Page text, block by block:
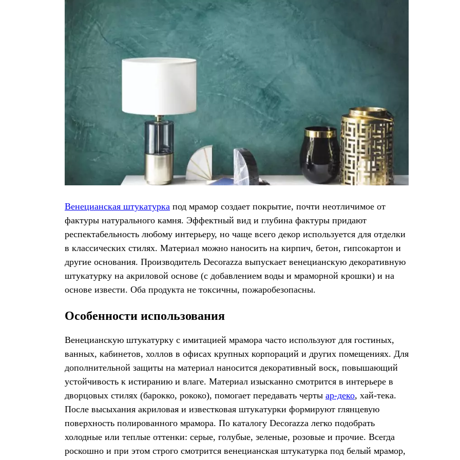
Венецианская штукатурка под мрамор создает покрытие, почти неотличимое от
фактуры натурального камня. Эффектный вид и глубина фактуры придают
респектабельность любому интерьеру, но чаще всего декор используется для отделки
в классических стилях. Материал можно наносить на кирпич, бетон, гипсокартон и
другие основания. Производитель Decorazza выпускает венецианскую декоративную
штукатурку на акриловой основе (с добавлением воды и мраморной крошки) и на
основе извести. Оба продукта не токсичны, пожаробезопасны.
Особенности использования
Венецианскую штукатурку с имитацией мрамора часто используют для гостиных,
ванных, кабинетов, холлов в офисах крупных корпораций и других помещениях. Для
дополнительной защиты на материал наносится декоративный воск, повышающий
устойчивость к истиранию и влаге. Материал изысканно смотрится в интерьере в
дворцовых стилях (барокко, рококо), помогает передавать черты ар-деко, хай-тека.
После высыхания акриловая и известковая штукатурки формируют глянцевую
поверхность полированного мрамора. По каталогу Decorazza легко подобрать
холодные или теплые оттенки: серые, голубые, зеленые, розовые и прочие. Всегда
роскошно и при этом строго смотрится венецианская штукатурка под белый мрамор,